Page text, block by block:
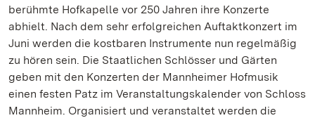
berühmte Hofkapelle vor 250 Jahren ihre Konzerte
abhielt. Nach dem sehr erfolgreichen Auftaktkonzert im
Juni werden die kostbaren Instrumente nun regelmäßig
zu hören sein. Die Staatlichen Schlösser und Gärten
geben mit den Konzerten der Mannheimer Hofmusik
einen festen Patz im Veranstaltungskalender von Schloss
Mannheim. Organisiert und veranstaltet werden die